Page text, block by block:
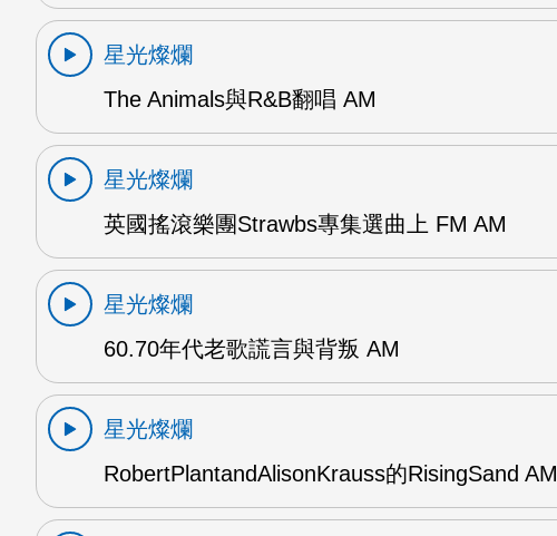
星光燦爛
The Animals與R&B翻唱 AM
星光燦爛
英國搖滾樂團Strawbs專集選曲上 FM AM
星光燦爛
60.70年代老歌謊言與背叛 AM
星光燦爛
RobertPlantandAlisonKrauss的RisingSand AM